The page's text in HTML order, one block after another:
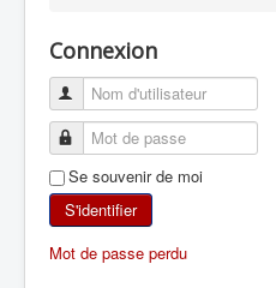
ALPINISME
SKI DE RANDONNÉE
RANDONNÉE PÉDESTRE
RANDONNÉE SPORTIVE
Connexion
Se souvenir de moi
S'identifier
Mot de passe perdu